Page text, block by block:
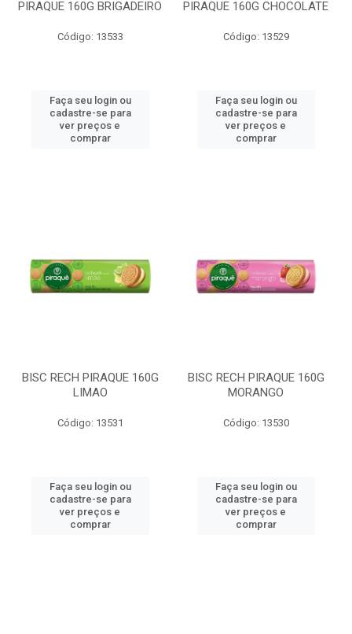
PIRAQUE 160G BRIGADEIRO
Código: 13533
Faça seu login ou
cadastre-se para
ver preços e
comprar
PIRAQUE 160G CHOCOLATE
Código: 13529
Faça seu login ou
cadastre-se para
ver preços e
comprar
BISC RECH PIRAQUE 160G
LIMAO
Código: 13531
Faça seu login ou
cadastre-se para
ver preços e
comprar
BISC RECH PIRAQUE 160G
MORANGO
Código: 13530
Faça seu login ou
cadastre-se para
ver preços e
comprar